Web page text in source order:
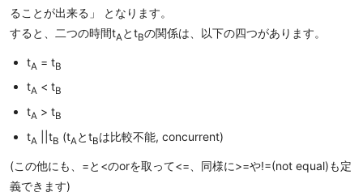
ることが出来る」 となります。
すると、二つの時間tA とtBの関係は、以下の四つがあります。
tA = tB
tA < tB
tA > tB
tA ||tB (tA とtBは比較不能, concurrent)
(この他にも、=と<のorを取って<=、同様に>=や!=(not equal)も定
義できます)